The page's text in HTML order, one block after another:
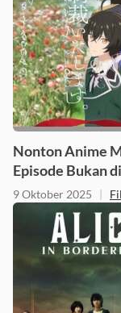
Nonton Anime
Episode Bukan
9 Oktober 2025 |